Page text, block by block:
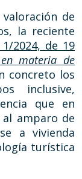
de
la reciente
2024, de 19
materia de
concreto los
inclusive,
que en
al amparo de
a vivienda
turística